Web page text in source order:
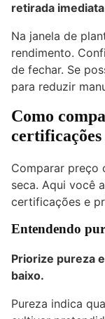
retirada
Na janela de
rendimento.
de fechar. Se
para reduzir
Como
certificações
Comparar preço
seca. Aqui você
certificações e
Entendendo
Priorize pureza
baixo.
Pureza indica